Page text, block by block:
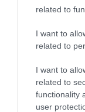
related to
I want to
related to
I want to
related to
functionality
user
09.08.2026 | 19:02
Ρωσικό Su-
κτίριο με
ΠΟΛΙΤΙΚΗ